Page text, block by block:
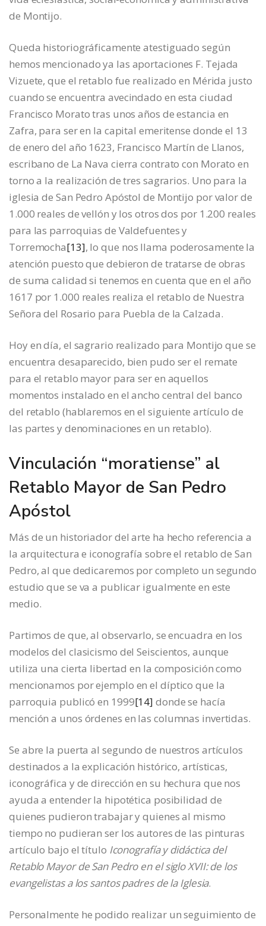
de Montijo.
Queda historiográficamente atestiguado según
hemos mencionado ya las aportaciones F. Tejada
Vizuete, que el retablo fue realizado en Mérida justo
cuando se encuentra avecindado en esta ciudad
Francisco Morato tras unos años de estancia en
Zafra, para ser en la capital emeritense donde el 13
de enero del año 1623, Francisco Martín de Llanos,
escribano de La Nava cierra contrato con Morato en
torno a la realización de tres sagrarios. Uno para la
iglesia de San Pedro Apóstol de Montijo por valor de
1.000 reales de vellón y los otros dos por 1.200 reales
para las parroquias de Valdefuentes y
Torremocha[13], lo que nos llama poderosamente la
atención puesto que debieron de tratarse de obras
de suma calidad si tenemos en cuenta que en el año
1617 por 1.000 reales realiza el retablo de Nuestra
Señora del Rosario para Puebla de la Calzada.
Hoy en día, el sagrario realizado para Montijo que se
encuentra desaparecido, bien pudo ser el remate
para el retablo mayor para ser en aquellos
momentos instalado en el ancho central del banco
del retablo (hablaremos en el siguiente artículo de
las partes y denominaciones en un retablo).
Vinculación “moratiense” al
Retablo Mayor de San Pedro
Apóstol
Más de un historiador del arte ha hecho referencia a
la arquitectura e iconografía sobre el retablo de San
Pedro, al que dedicaremos por completo un segundo
estudio que se va a publicar igualmente en este
medio.
Partimos de que, al observarlo, se encuadra en los
modelos del clasicismo del Seiscientos, aunque
utiliza una cierta libertad en la composición como
mencionamos por ejemplo en el díptico que la
parroquia publicó en 1999[14] donde se hacía
mención a unos órdenes en las columnas invertidas.
Se abre la puerta al segundo de nuestros artículos
destinados a la explicación histórico, artísticas,
iconográfica y de dirección en su hechura que nos
ayuda a entender la hipotética posibilidad de
quienes pudieron trabajar y quienes al mismo
tiempo no pudieran ser los autores de las pinturas
artículo bajo el título Iconografía y didáctica del
Retablo Mayor de San Pedro en el siglo XVII: de los
evangelistas a los santos padres de la Iglesia.
Personalmente he podido realizar un seguimiento de